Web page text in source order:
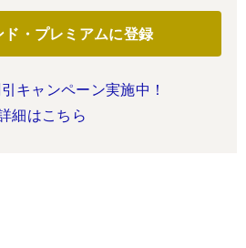
ド・プレミアムに登録
キャンペーン実施中！
細はこちら